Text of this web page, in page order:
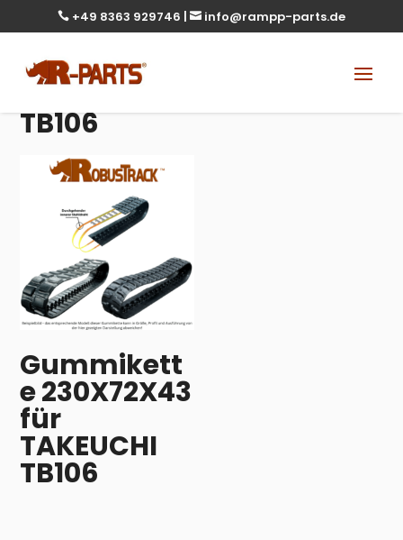
 +49 8363 929746 |  info@rampp-parts.de
TB106
Gummikett
e 230X72X43
für
TAKEUCHI
TB106